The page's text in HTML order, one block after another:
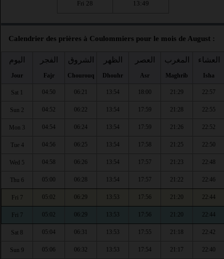
Fri 28 13:49
Calendrier des prières à Coulommiers pour le mois de August :
اليوم
Jour
الفجر
Fajr
الشروق
Chourouq
الظهر
Dhouhr
العصر
Asr
المغرب
Maghrib
العشاء
Isha
Sat 1 04:50 06:21 13:54 18:00 21:29 22:57
Sun 2 04:52 06:22 13:54 17:59 21:28 22:55
Mon 3 04:54 06:24 13:54 17:59 21:26 22:52
Tue 4 04:56 06:25 13:54 17:58 21:25 22:50
Wed 5 04:58 06:26 13:54 17:57 21:23 22:48
Thu 6 05:00 06:28 13:54 17:57 21:22 22:46
Fri 7 05:02 06:29 13:53 17:56 21:20 22:44
Fri 7 05:02 06:29 13:53 17:56 21:20 22:44
Sat 8 05:04 06:31 13:53 17:55 21:18 22:42
Sun 9 05:06 06:32 13:53 17:54 21:17 22:40